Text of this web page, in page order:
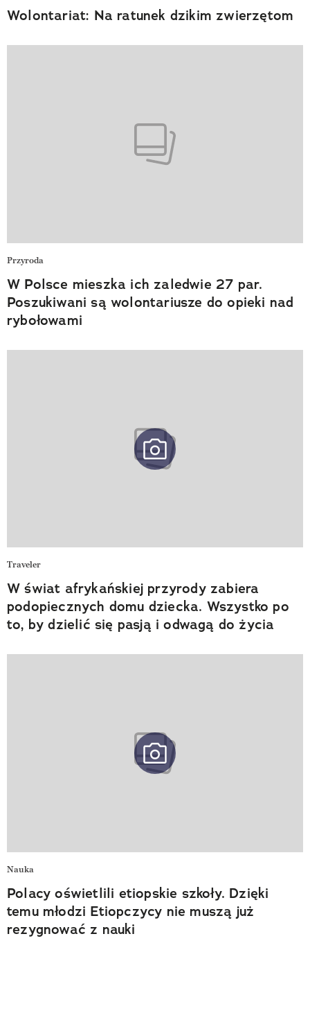
Wolontariat: Na ratunek dzikim zwierzętom
Przyroda
W Polsce mieszka ich zaledwie 27 par.
Poszukiwani są wolontariusze do opieki nad
rybołowami
Traveler
W świat afrykańskiej przyrody zabiera
podopiecznych domu dziecka. Wszystko po
to, by dzielić się pasją i odwagą do życia
Nauka
Polacy oświetlili etiopskie szkoły. Dzięki
temu młodzi Etiopczycy nie muszą już
rezygnować z nauki